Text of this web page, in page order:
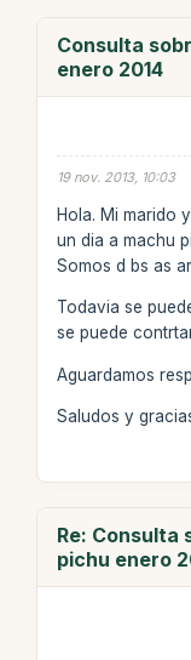
Consulta
enero 2014
19 nov. 2013, 10:03
Hola. Mi marido
un dia a machu
Somos d bs as
Todavia se
se puede
Aguardamos
Saludos y
Re: Consulta
pichu enero